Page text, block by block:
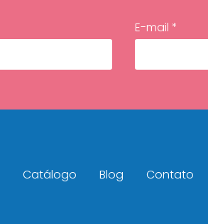
E-mail *
Catálogo Blog Contato